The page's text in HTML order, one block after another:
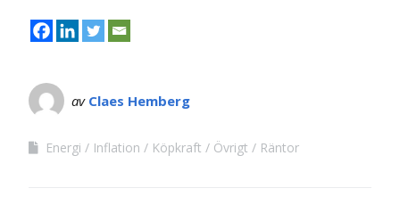
av Claes Hemberg
Energi Inflation Köpkraft Övrigt Räntor